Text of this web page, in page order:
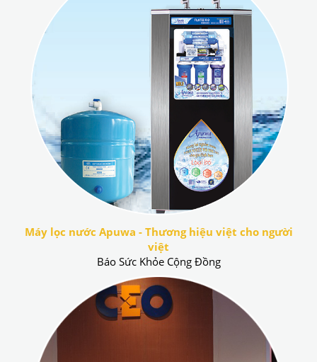
Máy lọc nước Apuwa - Thương hiệu việt cho người
việt
Báo Sức Khỏe Cộng Đồng